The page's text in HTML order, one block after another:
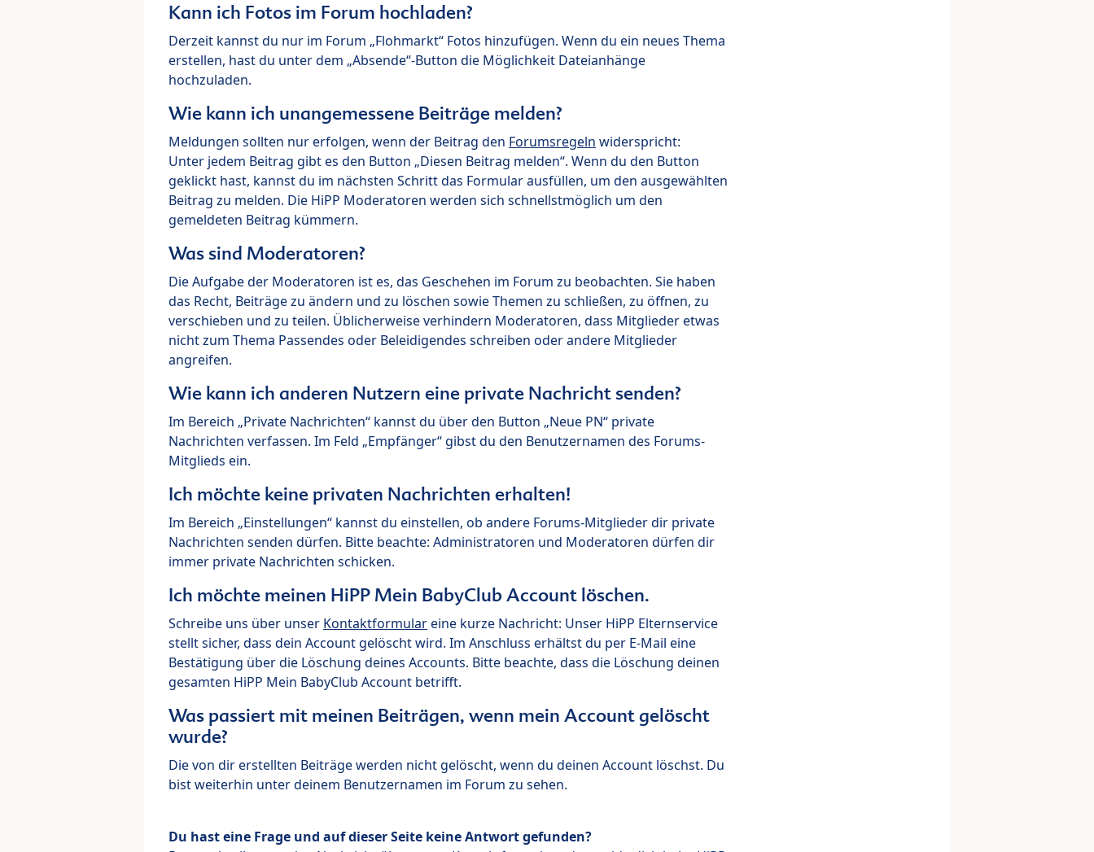
Kann ich Fotos im Forum hochladen?
Derzeit kannst du nur im Forum „Flohmarkt“ Fotos hinzufügen. Wenn du ein neues Thema
erstellen, hast du unter dem „Absende“-Button die Möglichkeit Dateianhänge
hochzuladen.
Wie kann ich unangemessene Beiträge melden?
Meldungen sollten nur erfolgen, wenn der Beitrag den Forumsregeln widerspricht:
Unter jedem Beitrag gibt es den Button „Diesen Beitrag melden“. Wenn du den Button
geklickt hast, kannst du im nächsten Schritt das Formular ausfüllen, um den ausgewählten
Beitrag zu melden. Die HiPP Moderatoren werden sich schnellstmöglich um den
gemeldeten Beitrag kümmern.
Was sind Moderatoren?
Die Aufgabe der Moderatoren ist es, das Geschehen im Forum zu beobachten. Sie haben
das Recht, Beiträge zu ändern und zu löschen sowie Themen zu schließen, zu öffnen, zu
verschieben und zu teilen. Üblicherweise verhindern Moderatoren, dass Mitglieder etwas
nicht zum Thema Passendes oder Beleidigendes schreiben oder andere Mitglieder
angreifen.
Wie kann ich anderen Nutzern eine private Nachricht senden?
Im Bereich „Private Nachrichten“ kannst du über den Button „Neue PN“ private
Nachrichten verfassen. Im Feld „Empfänger“ gibst du den Benutzernamen des Forums-
Mitglieds ein.
Ich möchte keine privaten Nachrichten erhalten!
Im Bereich „Einstellungen“ kannst du einstellen, ob andere Forums-Mitglieder dir private
Nachrichten senden dürfen. Bitte beachte: Administratoren und Moderatoren dürfen dir
immer private Nachrichten schicken.
Ich möchte meinen HiPP Mein BabyClub Account löschen.
Schreibe uns über unser Kontaktformulareine kurze Nachricht: Unser HiPP Elternservice
stellt sicher, dass dein Account gelöscht wird. Im Anschluss erhältst du per E-Mail eine
Bestätigung über die Löschung deines Accounts. Bitte beachte, dass die Löschung deinen
gesamten HiPP Mein BabyClub Account betrifft.
Was passiert mit meinen Beiträgen, wenn mein Account gelöscht
wurde?
Die von dir erstellten Beiträge werden nicht gelöscht, wenn du deinen Account löschst. Du
bist weiterhin unter deinem Benutzernamen im Forum zu sehen.
Du hast eine Frage und auf dieser Seite keine Antwort gefunden?